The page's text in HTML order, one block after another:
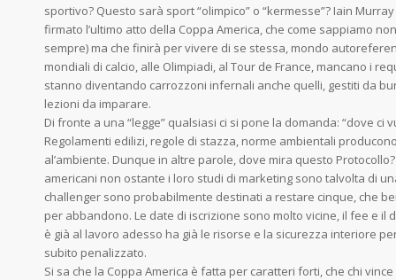
sportivo? Questo sarà sport “olimpico” o “kermesse”? Iain
firmato l’ultimo atto della Coppa America, che come sappiamo
sempre) ma che finirà per vivere di se stessa, mondo
mondiali di calcio, alle Olimpiadi, al Tour de France, mancano i
stanno diventando carrozzoni infernali anche quelli, gestiti da
lezioni da imparare.
Di fronte a una “legge” qualsiasi ci si pone la domanda: “dove ci
Regolamenti edilizi, regole di stazza, norme ambientali
al’ambiente. Dunque in altre parole, dove mira questo
americani non ostante i loro studi di marketing sono talvolta di
challenger sono probabilmente destinati a restare cinque, che
per abbandono. Le date di iscrizione sono molto vicine, il fee e il
è già al lavoro adesso ha già le risorse e la sicurezza interiore
subito penalizzato.
Si sa che la Coppa America è fatta per caratteri forti, che chi